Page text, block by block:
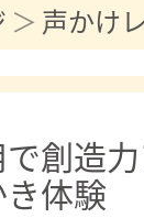
声かけ
創造
体験